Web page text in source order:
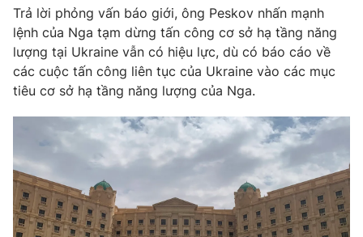
Sản phẩm
Thị trường
Tư vấn
Lịch phát sóng
Chuyên mục khác
Emagazine Podcast
Photo Infographic
Video Shorts video
Trả lời phỏng vấn báo giới, ông Peskov nhấn mạnh
lệnh của Nga tạm dừng tấn công cơ sở hạ tầng năng
lượng tại Ukraine vẫn có hiệu lực, dù có báo cáo về
các cuộc tấn công liên tục của Ukraine vào các mục
tiêu cơ sở hạ tầng năng lượng của Nga.